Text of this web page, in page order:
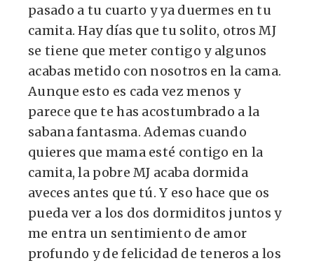
pasado a tu cuarto y ya duermes en tu
camita. Hay días que tu solito, otros MJ
se tiene que meter contigo y algunos
acabas metido con nosotros en la cama.
Aunque esto es cada vez menos y
parece que te has acostumbrado a la
sabana fantasma. Ademas cuando
quieres que mama esté contigo en la
camita, la pobre MJ acaba dormida
aveces antes que tú. Y eso hace que os
pueda ver a los dos dormiditos juntos y
me entra un sentimiento de amor
profundo y de felicidad de teneros a los